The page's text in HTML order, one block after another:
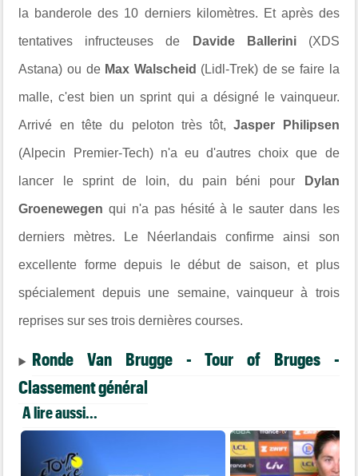
la banderole des 10 derniers kilomètres. Et après des
tentatives infructeuses de Davide Ballerini (XDS
Astana) ou de Max Walscheid (Lidl-Trek) de se faire la
malle, c'est bien un sprint qui a désigné le vainqueur.
Arrivé en tête du peloton très tôt,Jasper Philipsen
(Alpecin Premier-Tech) n'a eu d'autres choix que de
lancer le sprint de loin, du pain béni pour Dylan
Groenewegenqui n'a pas hésité à le sauter dans les
derniers mètres. Le Néerlandais confirme ainsi son
excellente forme depuis le début de saison, et plus
spécialement depuis une semaine, vainqueur à trois
reprises sur ses trois dernières courses.
Ronde Van Brugge - Tour of Bruges -
Classement général
A lire aussi...